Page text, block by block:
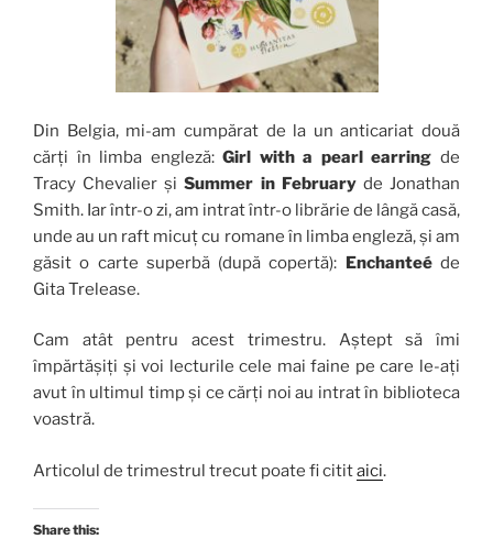
Din Belgia, mi-am cumpărat de la un anticariat două
cărți în limba engleză:Girl with a pearl earring de
Tracy Chevalier șiSummer in Februaryde Jonathan
Smith. Iar într-o zi, am intrat într-o librărie de lângă casă,
unde au un raft micuț cu romane în limba engleză, și am
găsit o carte superbă (după copertă): Enchanteéde
Gita Trelease.
Cam atât pentru acest trimestru. Aștept să îmi
împărtășiți și voi lecturile cele mai faine pe care le-ați
avut în ultimul timp și ce cărți noi au intrat în biblioteca
voastră.
Articolul de trimestrul trecut poate fi cititaici.
Share this: